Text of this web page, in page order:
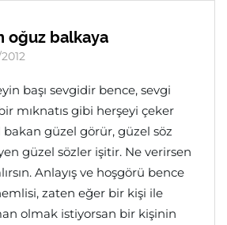
oğuz balkaya
başı sevgidir bence, sevgi
mıknatıs gibi herşeyi çeker
bakan güzel görür, güzel söz
güzel sözler işitir. Ne verirsen
Anlayış ve hoşgörü bence
zaten eğer bir kişi ile
olmak istiyorsan bir kişinin